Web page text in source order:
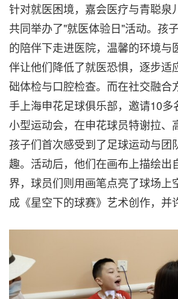
针对就医困境，嘉会医疗与青聪泉
共同举办了"就医体验日"活动。孩
的陪伴下走进医院，温馨的环境与
伴让他们降低了就医恐惧，逐步适
础体检与口腔检查。而在社交融合
手上海申花足球俱乐部，邀请10多
小型运动会，在申花球员特谢拉、
孩子们首次感受到了足球运动与团
趣。活动后，他们在画布上描绘出
界，球员们则用画笔点亮了球场上
成《星空下的球赛》艺术创作，并